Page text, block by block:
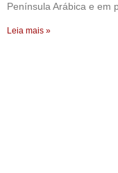
Península Arábica e em
Leia mais »